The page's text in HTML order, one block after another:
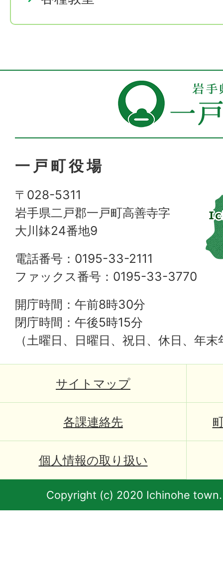
一戸町役場
〒028-5311
岩手県二戸郡一戸町高善寺字
大川鉢24番地9
電話番号：0195-33-2111
ファックス番号：0195-33-3770
開庁時間：午前8時30分
閉庁時間：午後5時15分
（土曜日、日曜日、祝日、休日、年
サイトマップ
各課連絡先
個人情報の取り扱い
Copyright (c) 2020 Ichinohe